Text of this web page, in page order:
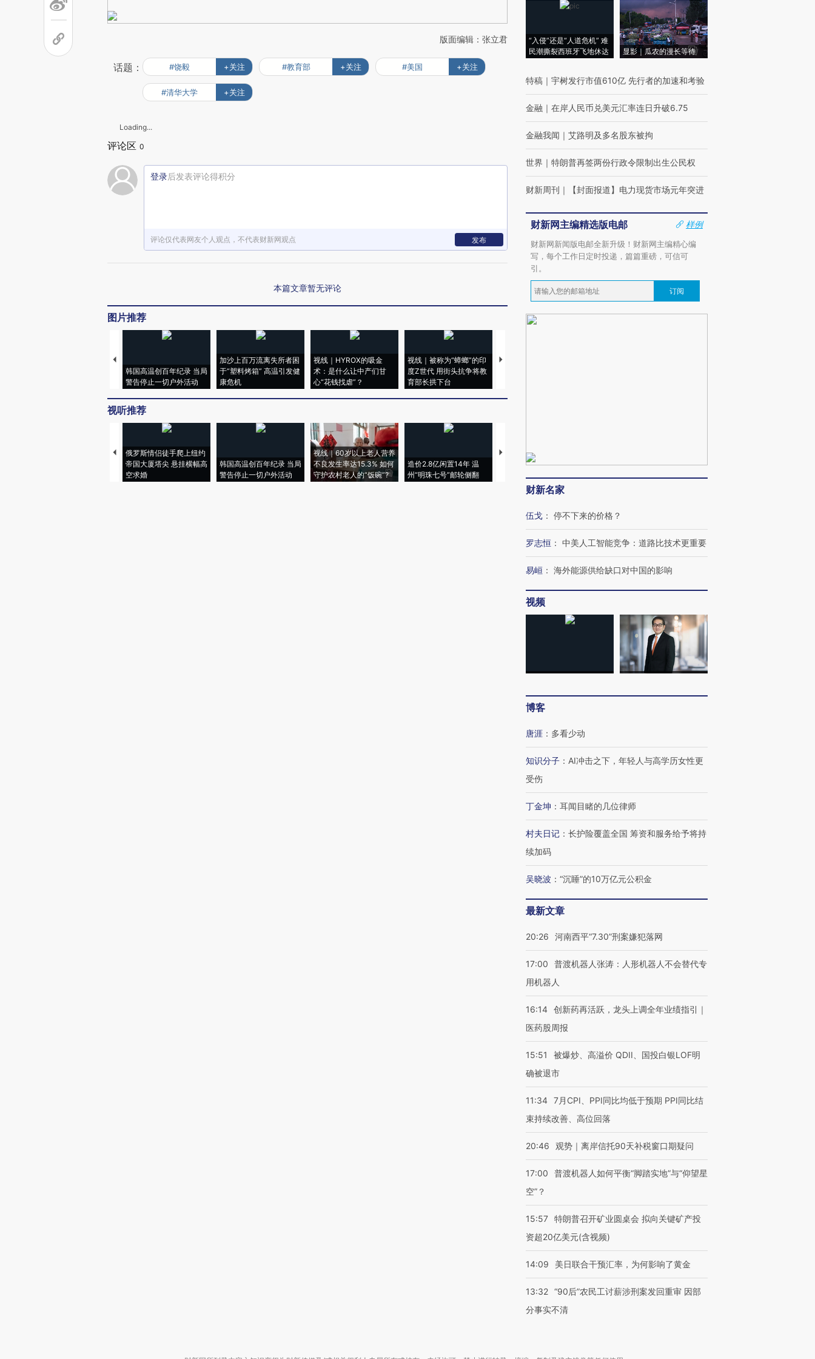
版面编辑：张立君
话题： #饶毅 +关注 #教育部 +关注 #美国 +关注
#清华大学 +关注
Loading...
评论区 0
登录后发表评论得积分
评论仅代表网友个人观点，不代表财新网观点 发布
本篇文章暂无评论
图片推荐
韩国高温创百年纪录 当局
警告停止一切户外活动
加沙上百万流离失所者困
于“塑料烤箱” 高温引发健
康危机
视线｜HYROX的吸金
术：是什么让中产们甘
心“花钱找虐”？
视线｜被称为“蟑螂”的印
度Z世代 用街头抗争将教
育部长拱下台
视线｜“入侵”还是“人道危
视听推荐
俄罗斯情侣徒手爬上纽约
帝国大厦塔尖 悬挂横幅高
空求婚
韩国高温创百年纪录 当局
警告停止一切户外活动
视线｜60岁以上老人营养
不良发生率达15.3% 如何
守护农村老人的“饭碗”?
造价2.8亿闲置14年 温
州“明珠七号”邮轮侧翻
特朗普出席葬礼疑似打瞌
睡引争议 白宫怒斥批评
水位跌破纪录 二战沉船与
38岁梅西上演帽子戏法
“入侵”还是“人道危机” 难
民潮撕裂西班牙飞地休达
显影｜瓜农的漫长等待
特稿 ｜ 宇树发行市值610亿 先行者的加速和考验
金融 ｜ 在岸人民币兑美元汇率连日升破6.75
金融我闻 ｜ 艾路明及多名股东被拘
世界 ｜ 特朗普再签两份行政令限制出生公民权
财新周刊 ｜ 【封面报道】电力现货市场元年突进
财新网主编精选版电邮
样例
财新网新闻版电邮全新升级！财新网主编精心编
写，每个工作日定时投递，篇篇重磅，可信可
引。
订阅
财新名家
伍戈 ： 停不下来的价格？
罗志恒 ： 中美人工智能竞争：道路比技术更重要
易峘 ： 海外能源供给缺口对中国的影响
视频
博客
唐涯 ： 多看少动
知识分子 ： AI冲击之下，年轻人与高学历女性更
受伤
丁金坤 ： 耳闻目睹的几位律师
村夫日记 ： 长护险覆盖全国 筹资和服务给予将持
续加码
吴晓波 ： “沉睡”的10万亿元公积金
最新文章
20:26 河南西平“7.30”刑案嫌犯落网
17:00
普渡机器人张涛：人形机器人不会替代专
用机器人
16:14 创新药再活跃，龙头上调全年业绩指引｜
医药股周报
15:51
被爆炒、高溢价 QDII、国投白银LOF明
确被退市
11:34 7月CPI、PPI同比均低于预期 PPI同比结
束持续改善、高位回落
20:46 观势｜离岸信托90天补税窗口期疑问
17:00
普渡机器人如何平衡“脚踏实地”与“仰望星
空”？
15:57 特朗普召开矿业圆桌会 拟向关键矿产投
资超20亿美元(含视频)
14:09 美日联合干预汇率，为何影响了黄金
13:32 “90后”农民工讨薪涉刑案发回重审 因部
分事实不清